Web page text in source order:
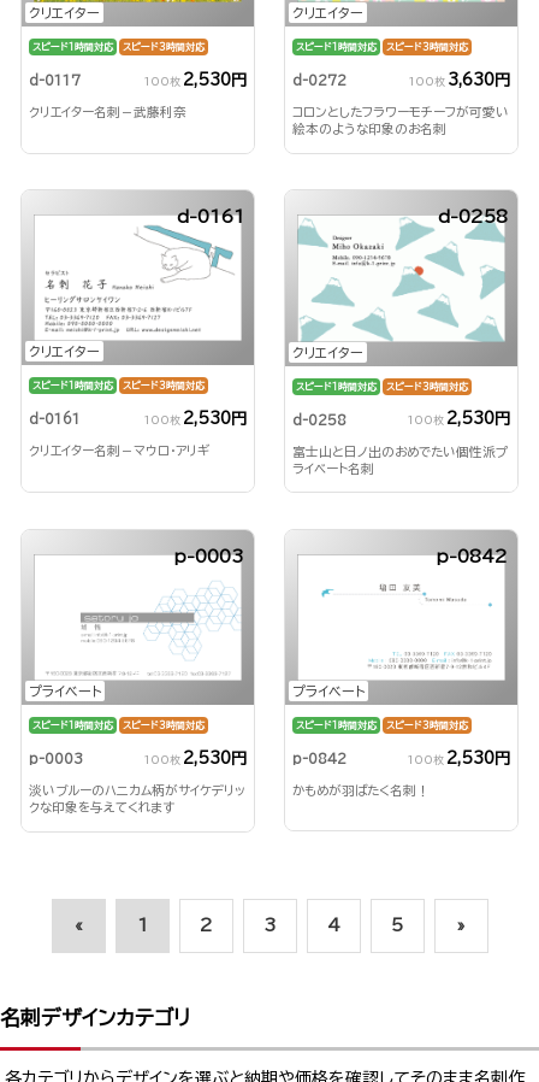
クリエイター
スピード1時間対応 スピード3時間対応
d-0117 100枚 2,530円
クリエイター名刺－武藤利奈
クリエイター
スピード1時間対応 スピード3時間対応
d-0272 100枚 3,630円
コロンとしたフラワーモチーフが可愛い
絵本のような印象のお名刺
クリエイター
d-0161
スピード1時間対応 スピード3時間対応
d-0161 100枚 2,530円
クリエイター名刺－マウロ・アリギ
クリエイター
d-0258
スピード1時間対応 スピード3時間対応
d-0258 100枚 2,530円
富士山と日ノ出のおめでたい個性派プ
ライベート名刺
プライベート
p-0003
スピード1時間対応 スピード3時間対応
p-0003 100枚 2,530円
淡いブルーのハニカム柄がサイケデリッ
クな印象を与えてくれます
プライベート
p-0842
スピード1時間対応 スピード3時間対応
p-0842 100枚 2,530円
かもめが羽ばたく名刺！
« 1 2 3 4 5 »
名刺デザインカテゴリ
各カテゴリからデザインを選ぶと納期や価格を確認してそのまま名刺作